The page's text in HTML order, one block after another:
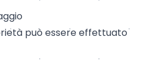
può essere effettuato